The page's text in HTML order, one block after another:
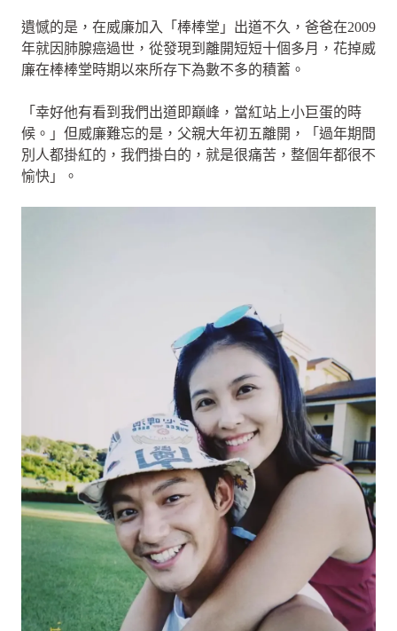
遺憾的是，在威廉加入「棒棒堂」出道不久，爸爸在2009
年就因肺腺癌過世，從發現到離開短短十個多月，花掉威
廉在棒棒堂時期以來所存下為數不多的積蓄。
「幸好他有看到我們出道即巔峰，當紅站上小巨蛋的時
候。」但威廉難忘的是，父親大年初五離開，「過年期間
別人都掛紅的，我們掛白的，就是很痛苦，整個年都很不
愉快」。